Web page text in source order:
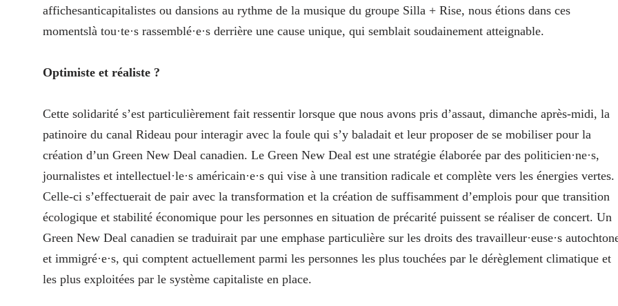
affichesanticapitalistes ou dansions au rythme de la musique du groupe Silla + Rise, nous étions dans ces
momentslà tou·te·s rassemblé·e·s derrière une cause unique, qui semblait soudainement atteignable.
Optimiste et réaliste ?
Cette solidarité s’est particulièrement fait ressentir lorsque que nous avons pris d’assaut, dimanche après-midi, la
patinoire du canal Rideau pour interagir avec la foule qui s’y baladait et leur proposer de se mobiliser pour la
création d’un Green New Deal canadien. Le Green New Deal est une stratégie élaborée par des politicien·ne·s,
journalistes et intellectuel·le·s américain·e·s qui vise à une transition radicale et complète vers les énergies vertes.
Celle-ci s’effectuerait de pair avec la transformation et la création de suffisamment d’emplois pour que transition
écologique et stabilité économique pour les personnes en situation de précarité puissent se réaliser de concert. Un
Green New Deal canadien se traduirait par une emphase particulière sur les droits des travailleur·euse·s
et immigré·e·s, qui comptent actuellement parmi les personnes les plus touchées par le dérèglement climatique et
les plus exploitées par le système capitaliste en place.